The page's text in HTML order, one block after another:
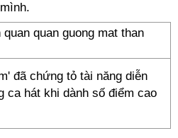
đã chứng tỏ tài năng diễn
ca hát khi dành số điểm cao